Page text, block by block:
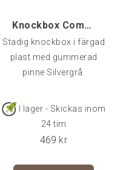
Knockbox Compact Design 175 mm, Silvergrå
Stadig knockbox i färgad
plast med gummerad
pinne Silvergrå.
I lager - Skickas inom
24 tim
469 kr